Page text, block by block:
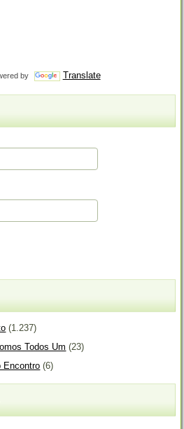
by Translate
(1.237)
Todos Um (23)
Encontro (6)